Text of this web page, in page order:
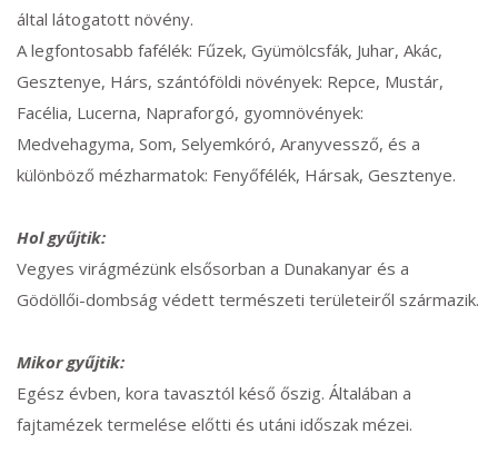
által látogatott növény.
A legfontosabb fafélék: Fűzek, Gyümölcsfák, Juhar, Akác,
Gesztenye, Hárs, szántóföldi növények: Repce, Mustár,
Facélia, Lucerna, Napraforgó, gyomnövények:
Medvehagyma, Som, Selyemkóró, Aranyvessző, és a
különböző mézharmatok: Fenyőfélék, Hársak, Gesztenye.
Hol gyűjtik:
Vegyes virágmézünk elsősorban a Dunakanyar és a
Gödöllői-dombság védett természeti területeiről származik.
Mikor gyűjtik:
Egész évben, kora tavasztól késő őszig. Általában a
fajtamézek termelése előtti és utáni időszak mézei.